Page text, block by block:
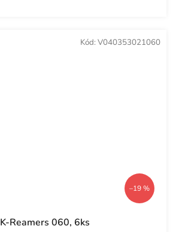
–19 %
K-Reamers 060, 6ks
Kód: V040353021060